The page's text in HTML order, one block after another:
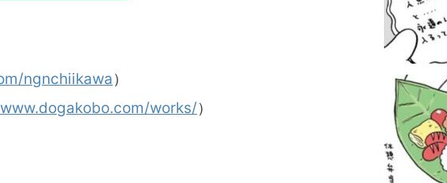
ngnchiikawa）
works/）